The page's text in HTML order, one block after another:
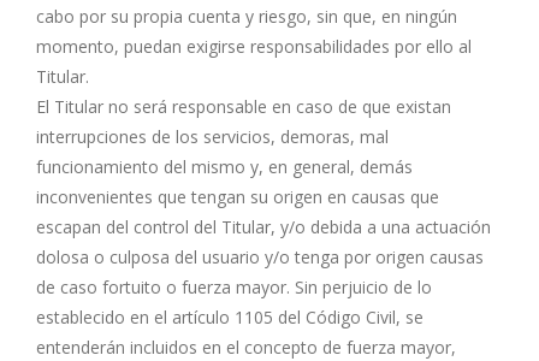
cabo por su propia cuenta y riesgo, sin que, en ningún
momento, puedan exigirse responsabilidades por ello al
Titular.
El Titular no será responsable en caso de que existan
interrupciones de los servicios, demoras, mal
funcionamiento del mismo y, en general, demás
inconvenientes que tengan su origen en causas que
escapan del control del Titular, y/o debida a una actuación
dolosa o culposa del usuario y/o tenga por origen causas
de caso fortuito o fuerza mayor. Sin perjuicio de lo
establecido en el artículo 1105 del Código Civil, se
entenderán incluidos en el concepto de fuerza mayor,